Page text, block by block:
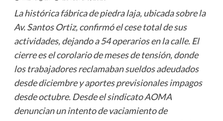
La histórica fábrica de piedra laja, ubicada sobre la
Av. Santos Ortiz, confirmó el cese total de sus
actividades, dejando a 54 operarios en la calle. El
cierre es el corolario de meses de tensión, donde
los trabajadores reclamaban sueldos adeudados
desde diciembre y aportes previsionales impagos
desde octubre. Desde el sindicato AOMA
denuncian un intento de vaciamiento de